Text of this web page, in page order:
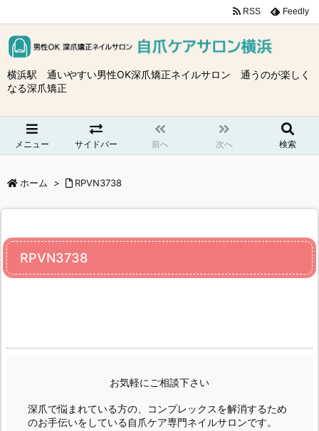
横浜駅 通いやすい男性OK深爪矯正ネイルサロン 通うのが楽しく
なる深爪矯正
メニュー サイドバー 前へ 次へ 検索
RSS Feedly
ホーム > RPVN3738
RPVN3738
お気軽にご相談下さい
深爪で悩まれている方の、コンプレックスを解消するため
のお手伝いをしている自爪ケア専門ネイルサロンです。